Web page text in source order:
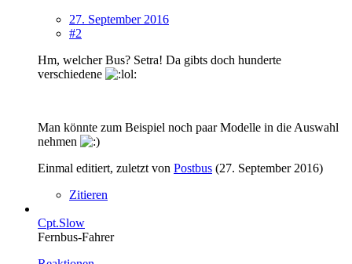
27. September 2016
#2
Hm, welcher Bus? Setra! Da gibts doch hunderte
verschiedene
Man könnte zum Beispiel noch paar Modelle in die Auswahl
nehmen
Einmal editiert, zuletzt von Postbus (27. September 2016)
Zitieren
Cpt.Slow
Fernbus-Fahrer